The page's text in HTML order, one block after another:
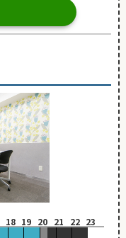
18 19 20 21 22 23